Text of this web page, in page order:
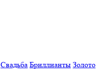
Свадьба Бриллианты Золото